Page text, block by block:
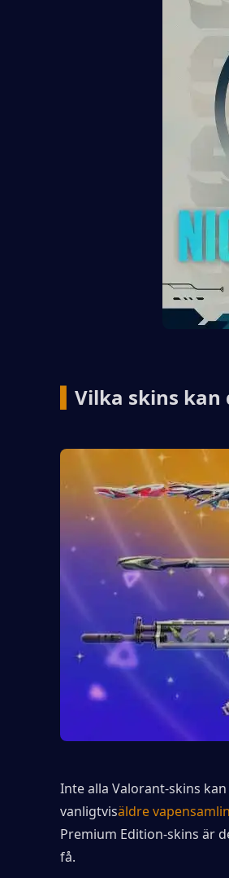
Vilka skins
Inte alla Valorant-skins
vanligtvisäldre
Premium Edition-skins är
få.